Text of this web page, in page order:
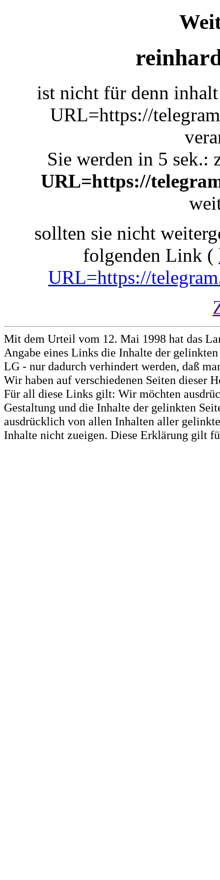
ist nicht für denn
URL=https://
Sie werden in 5 sek.:
URL=https://
sollten sie nicht
folgenden Link (
URL=https://
Mit dem Urteil vom 12. Mai 1998 hat das
Angabe eines Links die Inhalte der
LG - nur dadurch verhindert werden, daß
Wir haben auf verschiedenen Seiten dieser
Für all diese Links gilt: Wir möchten
Gestaltung und die Inhalte der gelinkten
ausdrücklich von allen Inhalten aller
Inhalte nicht zueigen. Diese Erklärung gilt